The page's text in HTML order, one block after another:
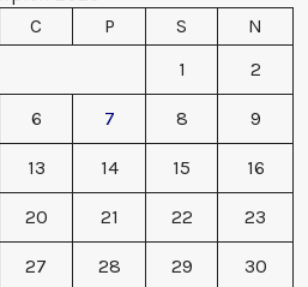
C P S
N
1
2
6 7 8 9
13 14 15 16
20 21 22 23
27 28 29 30